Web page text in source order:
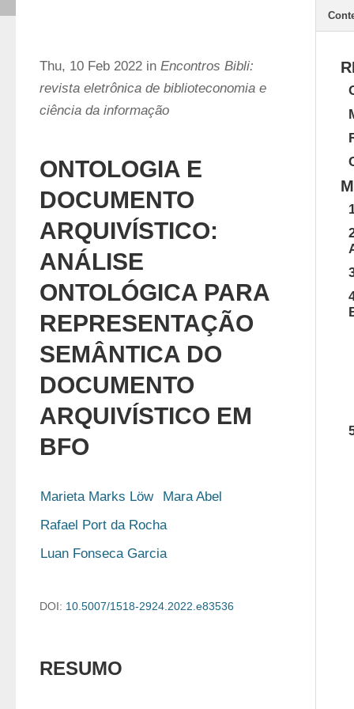
Thu, 10 Feb 2022 in Encontros Bibli:
revista eletrônica de biblioteconomia e
ciência da informação
ONTOLOGIA E
DOCUMENTO
ARQUIVÍSTICO:
ANÁLISE
ONTOLÓGICA PARA
REPRESENTAÇÃO
SEMÂNTICA DO
DOCUMENTO
ARQUIVÍSTICO EM
BFO
Marieta Marks Löw
Mara Abel
Rafael Port da Rocha
Luan Fonseca Garcia
DOI: 10.5007/1518-2924.2022.e83536
RESUMO